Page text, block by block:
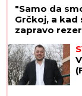
"Samo da
Grčkoj, a kad
zapravo